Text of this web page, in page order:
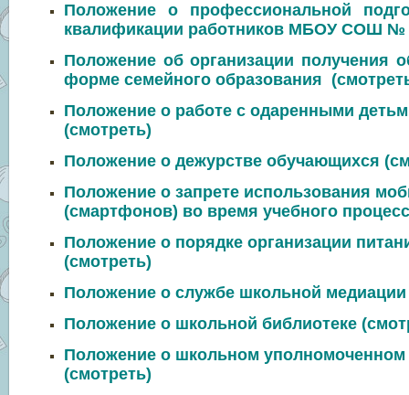
Положение о профессиональной
квалификации работников МБОУ СОШ
Положение об организации получения
форме семейного образования (
Положение о работе с одаренными
(смотреть)
Положение о дежурстве обучающихся (
Положение о запрете использования
(смартфонов) во время учебного
Положение о порядке организации
(смотреть)
Положение о службе школьной медиации
Положение о школьной библиотеке (
Положение о школьном уполномоченном
(смотреть)